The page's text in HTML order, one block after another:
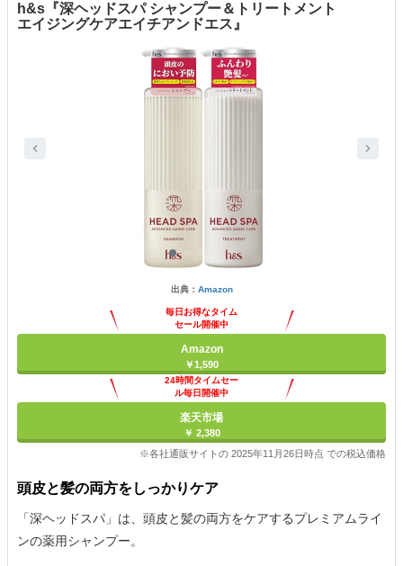
h&s『深ヘッドスパ シャンプー＆トリートメント
エイジングケアエイチアンドエス』
出典： Amazon
毎日お得なタイム
セール開催中
Amazon
￥1,590
24時間タイムセー
ル毎日開催中
楽天市場
￥ 2,380
※各社通販サイトの 2025年11月26日時点 での税込価格
頭皮と髪の両方をしっかりケア
「深ヘッドスパ」は、頭皮と髪の両方をケアするプレミアムライ
ンの薬用シャンプー。